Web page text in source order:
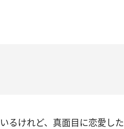
るけれど、真面目に恋愛した